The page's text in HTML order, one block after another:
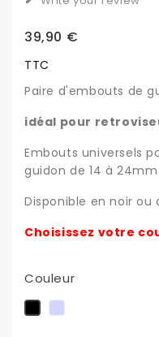
39,90 €
TTC
Paire d'embouts de
idéal pour
Embouts universels
guidon de 14 à 24mm
Disponible en noir ou
Choisissez votre
Couleur
Noir